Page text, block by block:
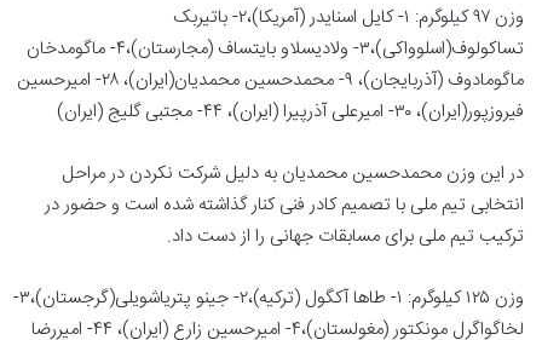
وزن ۹۷ کیلوگرم: ۱- کایل اسنایدر (آمریکا)،۲- باتیربک
تساکولوف(اسلوواکی)،۳- ولادیسلاو بایتساف (مجارستان)،۴- ماگومدخان
ماگومادوف (آذربایجان)، ۹- محمدحسین محمدیان(ایران)، ۲۸- امیرحسین
فیروزپور(ایران)، ۳۰- امیرعلی آذرپیرا (ایران)، ۴۴- مجتبی گلیج (ایران)
در این وزن محمدحسین محمدیان به دلیل شرکت نکردن در مراحل
انتخابی تیم ملی با تصمیم کادر فنی کنار گذاشته شده است و حضور در
ترکیب تیم ملی برای مسابقات جهانی را از دست داد.
وزن ۱۲۵ کیلوگرم: ۱- طاها آکگول (ترکیه)،۲- جینو پتریاشویلی(گرجستان)،۳-
لخاگواگرل مونکتور (مغولستان)،۴- امیرحسین زارع (ایران)، ۴۴- امیررضا